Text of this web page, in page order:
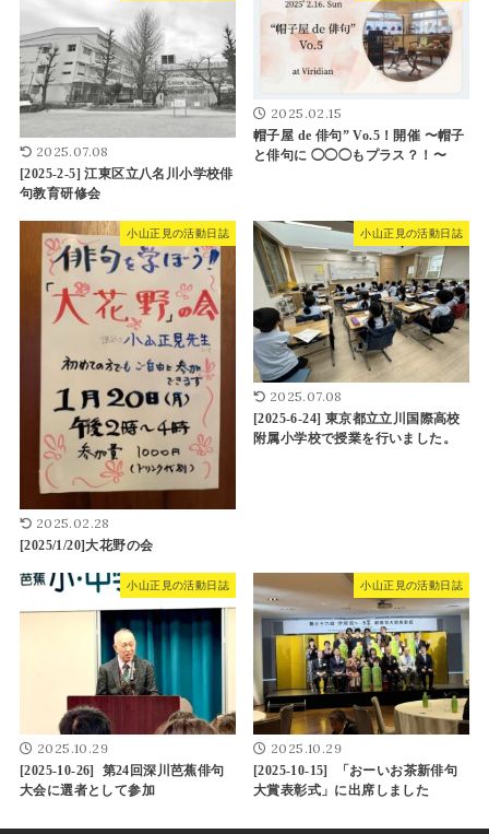
2025.07.08
[2025-2-5] 江東区立八名川小学校俳
句教育研修会
2025.02.15
帽子屋 de 俳句” Vo.5！開催 〜帽子
と俳句に ◯◯◯もプラス？！〜
小山正見の活動日誌
2025.02.28
[2025/1/20]大花野の会
小山正見の活動日誌
2025.07.08
[2025-6-24] 東京都立立川国際高校
附属小学校で授業を行いました。
小山正見の活動日誌
2025.10.29
[2025-10-26] 第24回深川芭蕉俳句
大会に選者として参加
小山正見の活動日誌
2025.10.29
[2025-10-15] 「おーいお茶新俳句
大賞表彰式」に出席しました